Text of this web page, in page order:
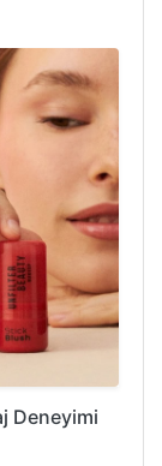
Deneyimi